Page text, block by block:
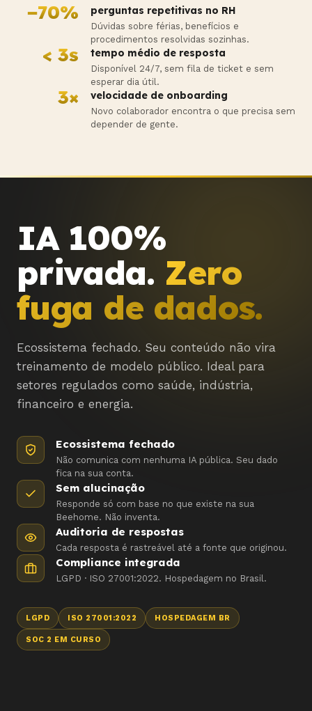
−70% perguntas repetitivas no RH
Dúvidas sobre férias, benefícios e
procedimentos resolvidas sozinhas.
< 3s tempo médio de resposta
Disponível 24/7, sem fila de ticket e sem
esperar dia útil.
3× velocidade de onboarding
Novo colaborador encontra o que precisa sem
depender de gente.
IA 100%
privada. Zero
fuga de dados.
Ecossistema fechado. Seu conteúdo não vira
treinamento de modelo público. Ideal para
setores regulados como saúde, indústria,
financeiro e energia.
Ecossistema fechado
Não comunica com nenhuma IA pública. Seu dado
fica na sua conta.
Sem alucinação
Responde só com base no que existe na sua
Beehome. Não inventa.
Auditoria de respostas
Cada resposta é rastreável até a fonte que originou.
Compliance integrada
LGPD · ISO 27001:2022. Hospedagem no Brasil.
LGPD ISO 27001:2022 HOSPEDAGEM BR
SOC 2 EM CURSO